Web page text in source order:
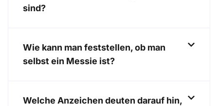
sind?
Wie kann man feststellen, ob man
selbst ein Messie ist?
Welche Anzeichen deuten darauf hin,